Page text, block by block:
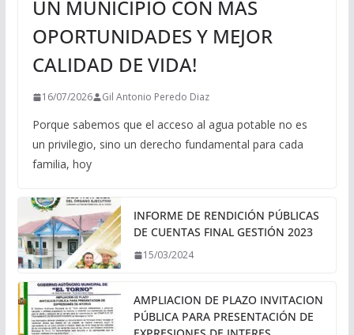
UN MUNICIPIO CON MÁS
OPORTUNIDADES Y MEJOR
CALIDAD DE VIDA!
16/07/2026 Gil Antonio Peredo Diaz
Porque sabemos que el acceso al agua potable no es
un privilegio, sino un derecho fundamental para cada
familia, hoy
INFORME DE RENDICIÓN PÚBLICAS
DE CUENTAS FINAL GESTIÓN 2023
15/03/2024
AMPLIACION DE PLAZO INVITACION
PÚBLICA PARA PRESENTACIÓN DE